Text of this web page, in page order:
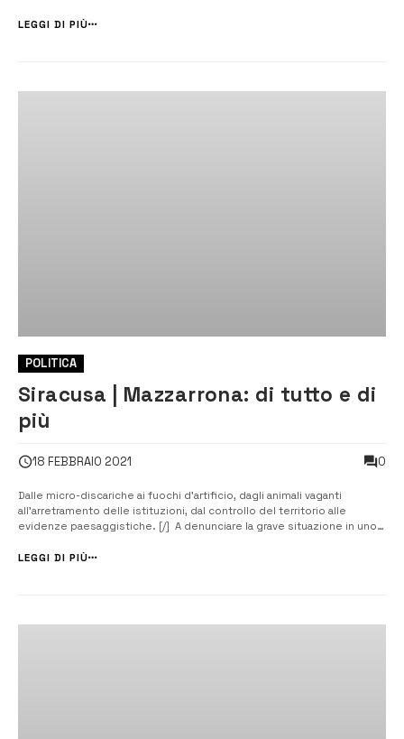
Morrone, Francesco Emilio Borrelli (Avs), Eliana Longi (Fdi) e Francesco
LEGGI DI PIÙ
POLITICA
Siracusa | Mazzarrona: di tutto e di
più
18 FEBBRAIO 2021 0
Dalle micro-discariche ai fuochi d’artificio, dagli animali vaganti
all’arretramento delle istituzioni, dal controllo del territorio alle
evidenze paesaggistiche. [/] A denunciare la grave situazione in uno
comunale è chiamata a un progetto di rilancio per Mazzarrona”. Il...
LEGGI DI PIÙ